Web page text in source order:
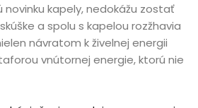
novinku kapely, nedokážu zostať
a spolu s kapelou rozžhavia
návratom k živelnej energii
vnútornej energie, ktorú nie